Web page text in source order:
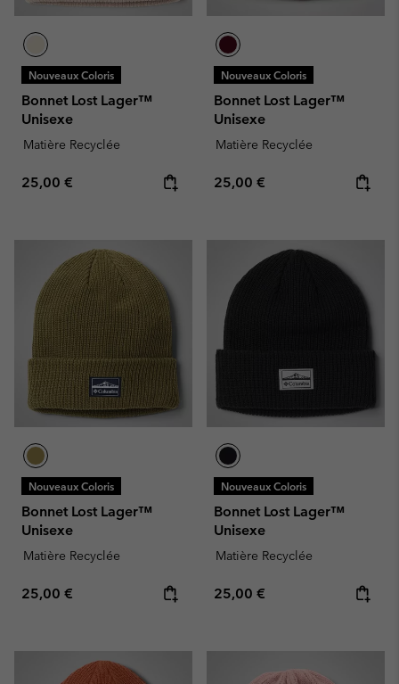
Nouveaux Coloris
Bonnet Lost Lager™
Unisexe
Matière Recyclée
Regular price:
25,00 €
Nouveaux Coloris
Bonnet Lost Lager™
Unisexe
Matière Recyclée
Regular price:
25,00 €
Nouveaux Coloris
Bonnet Lost Lager™
Unisexe
Matière Recyclée
Regular price:
25,00 €
Nouveaux Coloris
Bonnet Lost Lager™
Unisexe
Matière Recyclée
Regular price:
25,00 €